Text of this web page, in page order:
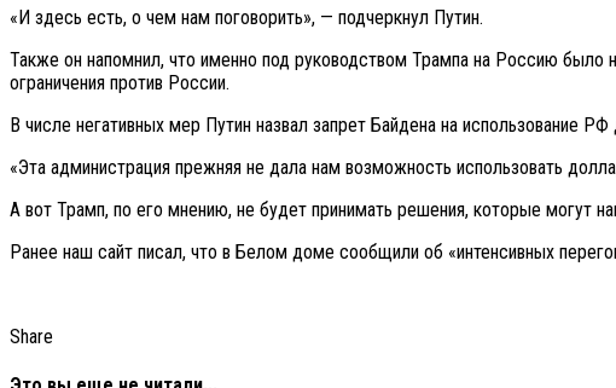
«И здесь есть, о чем нам поговорить», — подчеркнул Путин.
Также он напомнил, что именно под руководством Трампа на Россию было
ограничения против России.
В числе негативных мер Путин назвал запрет Байдена на использование
«Эта администрация прежняя не дала нам возможность использовать
А вот Трамп, по его мнению, не будет принимать решения, которые могут
Ранее наш сайт писал, что в Белом доме сообщили об «интенсивных
Share